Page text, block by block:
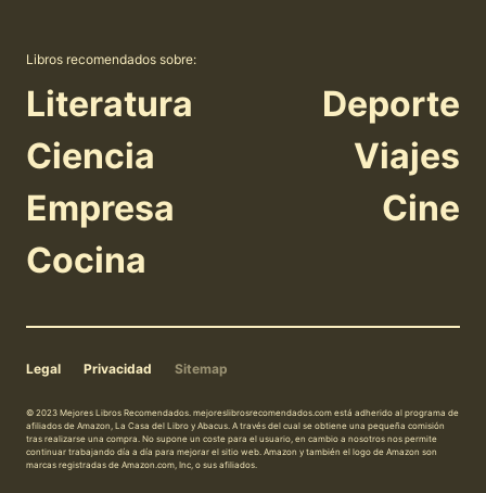
Libros recomendados sobre:
Literatura
Ciencia
Empresa
Cocina
Deporte
Viajes
Cine
Legal Privacidad Sitemap
© 2023 Mejores Libros Recomendados. mejoreslibrosrecomendados.com está adherido al programa de
afiliados de Amazon, La Casa del Libro y Abacus. A través del cual se obtiene una pequeña comisión
tras realizarse una compra. No supone un coste para el usuario, en cambio a nosotros nos permite
continuar trabajando día a día para mejorar el sitio web. Amazon y también el logo de Amazon son
marcas registradas de Amazon.com, Inc, o sus afiliados.